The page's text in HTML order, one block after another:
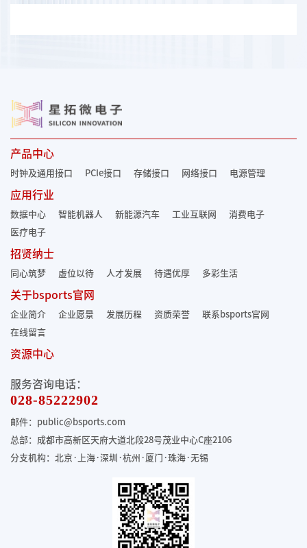
产品中心
时钟及通用接口 PCIe接口 存储接口 网络接口 电源管理
应用行业
数据中心 智能机器人 新能源汽车 工业互联网
消费电子
医疗电子
招贤纳士
同心筑梦 虚位以待 人才发展 待遇优厚 多彩生活
关于bsports官网
企业简介 企业愿景 发展历程 资质荣誉
联系bsports官网
在线留言
资源中心
服务咨询电话：
028-85222902
邮件：public@bsports.com
总部：成都市高新区天府大道北段28号茂业中心C座2106
分支机构：北京·上海·深圳·杭州·厦门·珠海·无锡